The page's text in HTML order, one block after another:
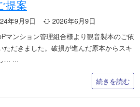
提案
年9月9日
2026年6月9日
マンション管理組合様より観音製本のご依
ただきました。破損が進んだ原本からスキ
…
続きを読む